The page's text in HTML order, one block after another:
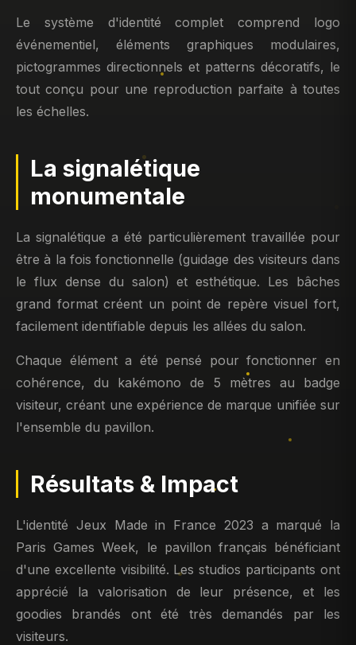
Le système d'identité complet comprend logo
événementiel, éléments graphiques modulaires,
pictogrammes directionnels et patterns décoratifs, le
tout conçu pour une reproduction parfaite à toutes
les échelles.
La signalétique
monumentale
La signalétique a été particulièrement travaillée pour
être à la fois fonctionnelle (guidage des visiteurs dans
le flux dense du salon) et esthétique. Les bâches
grand format créent un point de repère visuel fort,
facilement identifiable depuis les allées du salon.
Chaque élément a été pensé pour fonctionner en
cohérence, du kakémono de 5 mètres au badge
visiteur, créant une expérience de marque unifiée sur
l'ensemble du pavillon.
Résultats & Impact
L'identité Jeux Made in France 2023 a marqué la
Paris Games Week, le pavillon français bénéficiant
d'une excellente visibilité. Les studios participants ont
apprécié la valorisation de leur présence, et les
goodies brandés ont été très demandés par les
visiteurs.